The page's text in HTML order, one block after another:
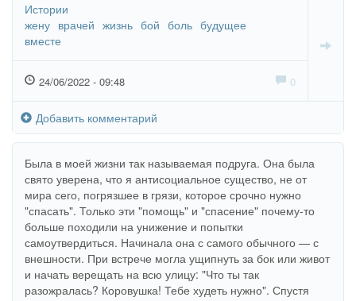
Истории
жену врачей жизнь бой боль будущее
вместе
24/06/2022 - 09:48 0
Добавить комментарий
Была в моей жизни так называемая подруга. Она была
свято уверена, что я антисоциальное существо, не от
мира сего, погрязшее в грязи, которое срочно нужно
"спасать". Только эти "помощь" и "спасение" почему-то
больше походили на унижение и попытки
самоутвердиться. Начинала она с самого обычного — с
внешности. При встрече могла ущипнуть за бок или живот
и начать верещать на всю улицу: "Что ты так
разожралась? Коровушка! Тебе худеть нужно". Спустя